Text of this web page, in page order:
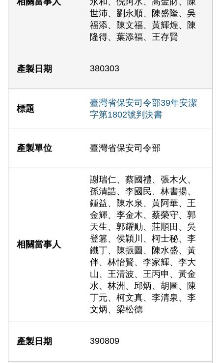
世沛、劉永順、陳盛隆、吳
福添、陳文福、黃輝煌、陳
隆得、葉添福、王存賢
380303
臺灣省保安司令部39年安潔
字第1802號判決書
臺灣省保安司令部
謝瑞仁、蔡國禮、張木火、
孫清誥、李國民、林書揚、
鍾益、陳水泉、黃阿華、王
金輝、李金木、蔡榮守、郭
天生、郭耀勛、莊順田、吳
登篡、侯穎川、柯士秘、李
鐵丁、陳振圖、陳水盛、黃
伴、林怡賢、李家輝、李大
山、王清波、王丙申、黃金
水、林洲、邱炳、胡圖、陳
丁元、柯文真、李清泉、李
文炳、梁松德
390809